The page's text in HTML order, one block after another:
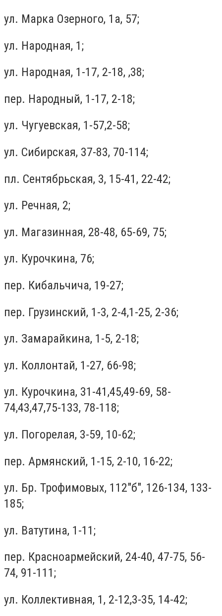
ул. Марка Озерного, 1а, 57;
ул. Народная, 1;
ул. Народная, 1-17, 2-18, ,38;
пер. Народный, 1-17, 2-18;
ул. Чугуевская, 1-57,2-58;
ул. Сибирская, 37-83, 70-114;
пл. Сентябрьская, 3, 15-41, 22-42;
ул. Речная, 2;
ул. Магазинная, 28-48, 65-69, 75;
ул. Курочкина, 76;
пер. Кибальчича, 19-27;
пер. Грузинский, 1-3, 2-4,1-25, 2-36;
ул. Замарайкина, 1-5, 2-18;
ул. Коллонтай, 1-27, 66-98;
ул. Курочкина, 31-41,45,49-69, 58-
74,43,47,75-133, 78-118;
ул. Погорелая, 3-59, 10-62;
пер. Армянский, 1-15, 2-10, 16-22;
ул. Бр. Трофимовых, 112"б", 126-134, 133-
185;
ул. Ватутина, 1-11;
пер. Красноармейский, 24-40, 47-75, 56-
74, 91-111;
ул. Коллективная, 1, 2-12,3-35, 14-42;